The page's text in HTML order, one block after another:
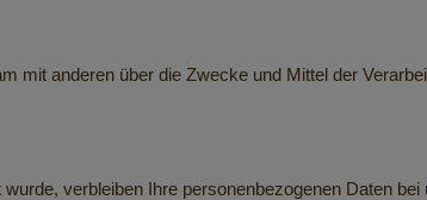
mit anderen über die Zwecke und Mittel der
verbleiben Ihre personenbezogenen Daten